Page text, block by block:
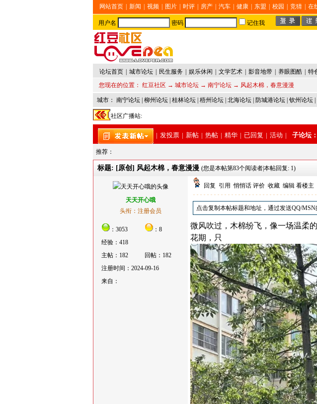
网站首页 新闻 视频 图片 时评 房产 汽车 健康 东盟 校园 竞猜 在
用户名 密码 记住我
论坛首页 城市论坛 民生服务 娱乐休闲 文学艺术 影音地带 养眼图酷 特
您现在的位置： 红豆社区 → 城市论坛 → 南宁论坛 → 风起木棉，春意漫漫
城市： 南宁论坛 柳州论坛 桂林论坛 梧州论坛 北海论坛 防城港论坛 钦州论坛
社区广播站:
| 发投票 | 新帖 | 热帖 | 精华 | 已回复 | 活动 | 子论坛：
推荐：
标题: [原创] 风起木棉，春意漫漫 (您是本帖第83个阅读者|本帖回复: 1)
天天开心哦
头衔：注册会员
：3053
：8
经验：418
主帖：182
回帖：182
注册时间：2024-09-16
来自：
回复 引用 悄悄话 评价 收藏 编辑 看楼主
点击复制本帖标题和地址，通过发送QQ/MSN
微风吹过，木棉纷飞，像一场温柔
花期，只